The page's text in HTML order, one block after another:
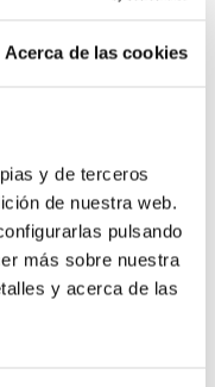
Acerca de las cookies
y de terceros
de nuestra web.
pulsando
más sobre nuestra
y acerca de las
para medir